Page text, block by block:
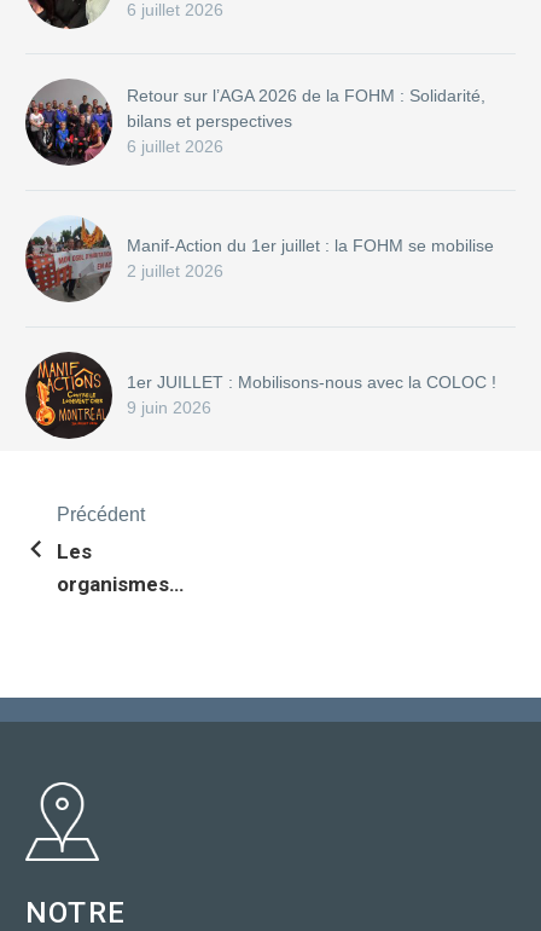
6 juillet 2026
Retour sur l’AGA 2026 de la FOHM : Solidarité,
bilans et perspectives
6 juillet 2026
Manif-Action du 1er juillet : la FOHM se mobilise
2 juillet 2026
1er JUILLET : Mobilisons-nous avec la COLOC !
9 juin 2026
Précédent
Les
organismes
NOTRE